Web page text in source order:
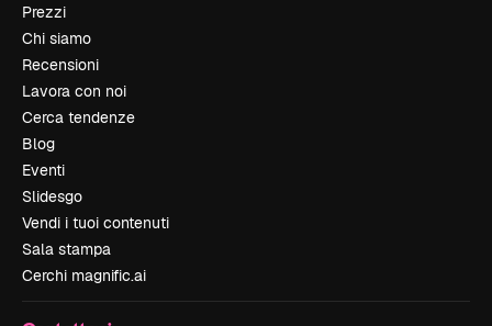
Prezzi
Chi siamo
Recensioni
Lavora con noi
Cerca tendenze
Blog
Eventi
Slidesgo
Vendi i tuoi contenuti
Sala stampa
Cerchi magnific.ai